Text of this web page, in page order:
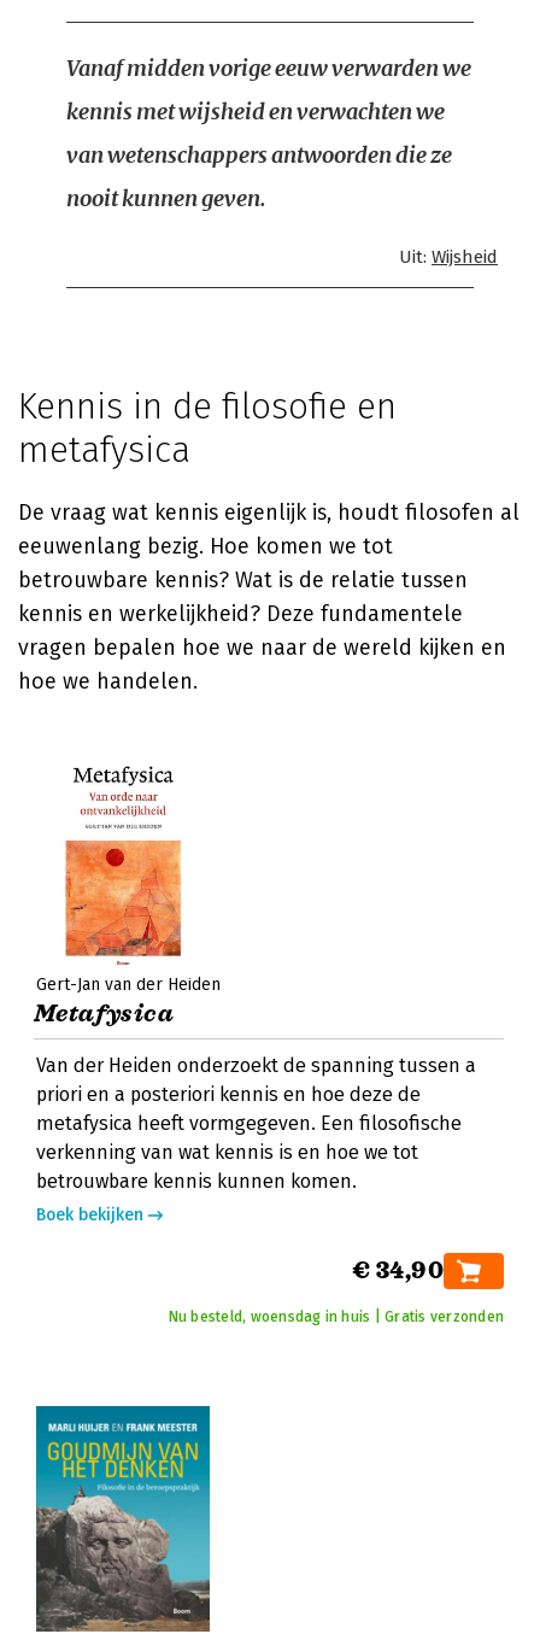
Vanaf midden vorige eeuw verwarden we
kennis met wijsheid en verwachten we
van wetenschappers antwoorden die ze
nooit kunnen geven.
Uit: Wijsheid
Kennis in de filosofie en
metafysica
De vraag wat kennis eigenlijk is, houdt filosofen al
eeuwenlang bezig. Hoe komen we tot
betrouwbare kennis? Wat is de relatie tussen
kennis en werkelijkheid? Deze fundamentele
vragen bepalen hoe we naar de wereld kijken en
hoe we handelen.
Gert-Jan van der Heiden
Metafysica
Van der Heiden onderzoekt de spanning tussen a
priori en a posteriori kennis en hoe deze de
metafysica heeft vormgegeven. Een filosofische
verkenning van wat kennis is en hoe we tot
betrouwbare kennis kunnen komen.
Boek bekijken
€ 34,90
Nu besteld, woensdag in huis | Gratis verzonden